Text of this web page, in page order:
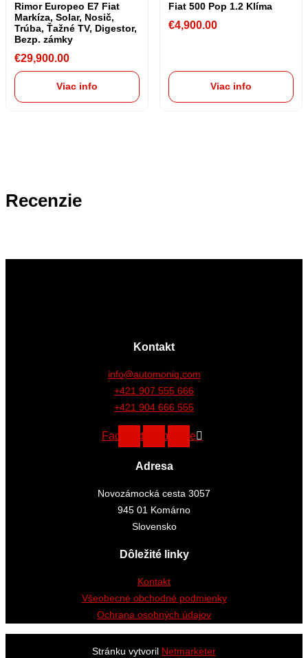
Rimor Europeo E7 Fiat
Markíza, Solar, Nosič,
Trúba, Ťažné TV, Digestor,
Bezp. zámky
€29,900.00
Viac info
Fiat 500 Pop 1.2 Klíma
€4,900.00
Viac info
Recenzie
Kontakt
info@automoniq.com
+421 907 555 666
+421 904 666 555
FacebookInstagramYoutube
Adresa
Novozámocká cesta 3057
945 01 Komárno
Slovensko
Dôležité linky
Kontakt
Všeobecné obchodné podmienky
Ochrana osobných údajov
Stránku vytvoril Netmarketer